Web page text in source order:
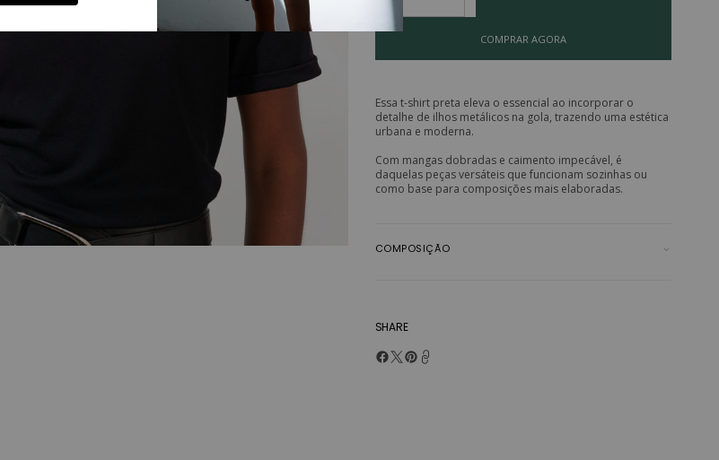
COMPRAR AGORA
Essa t-shirt preta eleva o essencial ao incorporar o
detalhe de ilhos metálicos na gola, trazendo uma estética
urbana e moderna.
Com mangas dobradas e caimento impecável, é
daquelas peças versáteis que funcionam sozinhas ou
como base para composições mais elaboradas.
COMPOSIÇÃO
SHARE